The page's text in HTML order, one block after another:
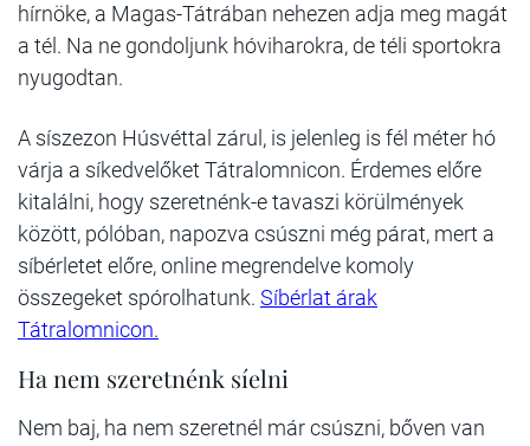
hírnöke, a Magas-Tátrában nehezen adja meg magát
a tél. Na ne gondoljunk hóviharokra, de téli sportokra
nyugodtan.
A síszezon Húsvéttal zárul, is jelenleg is fél méter hó
várja a síkedvelőket Tátralomnicon. Érdemes előre
kitalálni, hogy szeretnénk-e tavaszi körülmények
között, pólóban, napozva csúszni még párat, mert a
síbérletet előre, online megrendelve komoly
összegeket spórolhatunk. Síbérlat árak
Tátralomnicon.
Ha nem szeretnénk síelni
Nem baj, ha nem szeretnél már csúszni, bőven van